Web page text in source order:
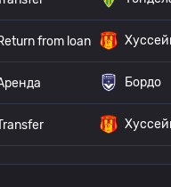
from loan
Бордо